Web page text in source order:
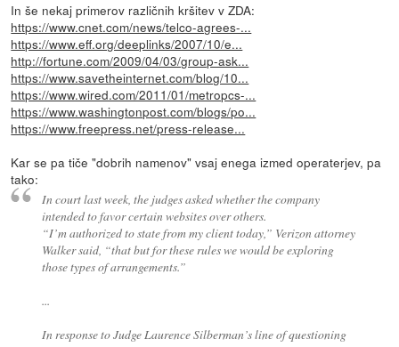
In še nekaj primerov različnih kršitev v ZDA:
https://www.cnet.com/news/telco-agrees-...
https://www.eff.org/deeplinks/2007/10/e...
http://fortune.com/2009/04/03/group-ask...
https://www.savetheinternet.com/blog/10...
https://www.wired.com/2011/01/metropcs-...
https://www.washingtonpost.com/blogs/po...
https://www.freepress.net/press-release...
Kar se pa tiče "dobrih namenov" vsaj enega izmed operaterjev, pa
tako:
In court last week, the judges asked whether the company
intended to favor certain websites over others.
“I’m authorized to state from my client today,” Verizon attorney
Walker said, “that but for these rules we would be exploring
those types of arrangements.”
...
In response to Judge Laurence Silberman’s line of questioning